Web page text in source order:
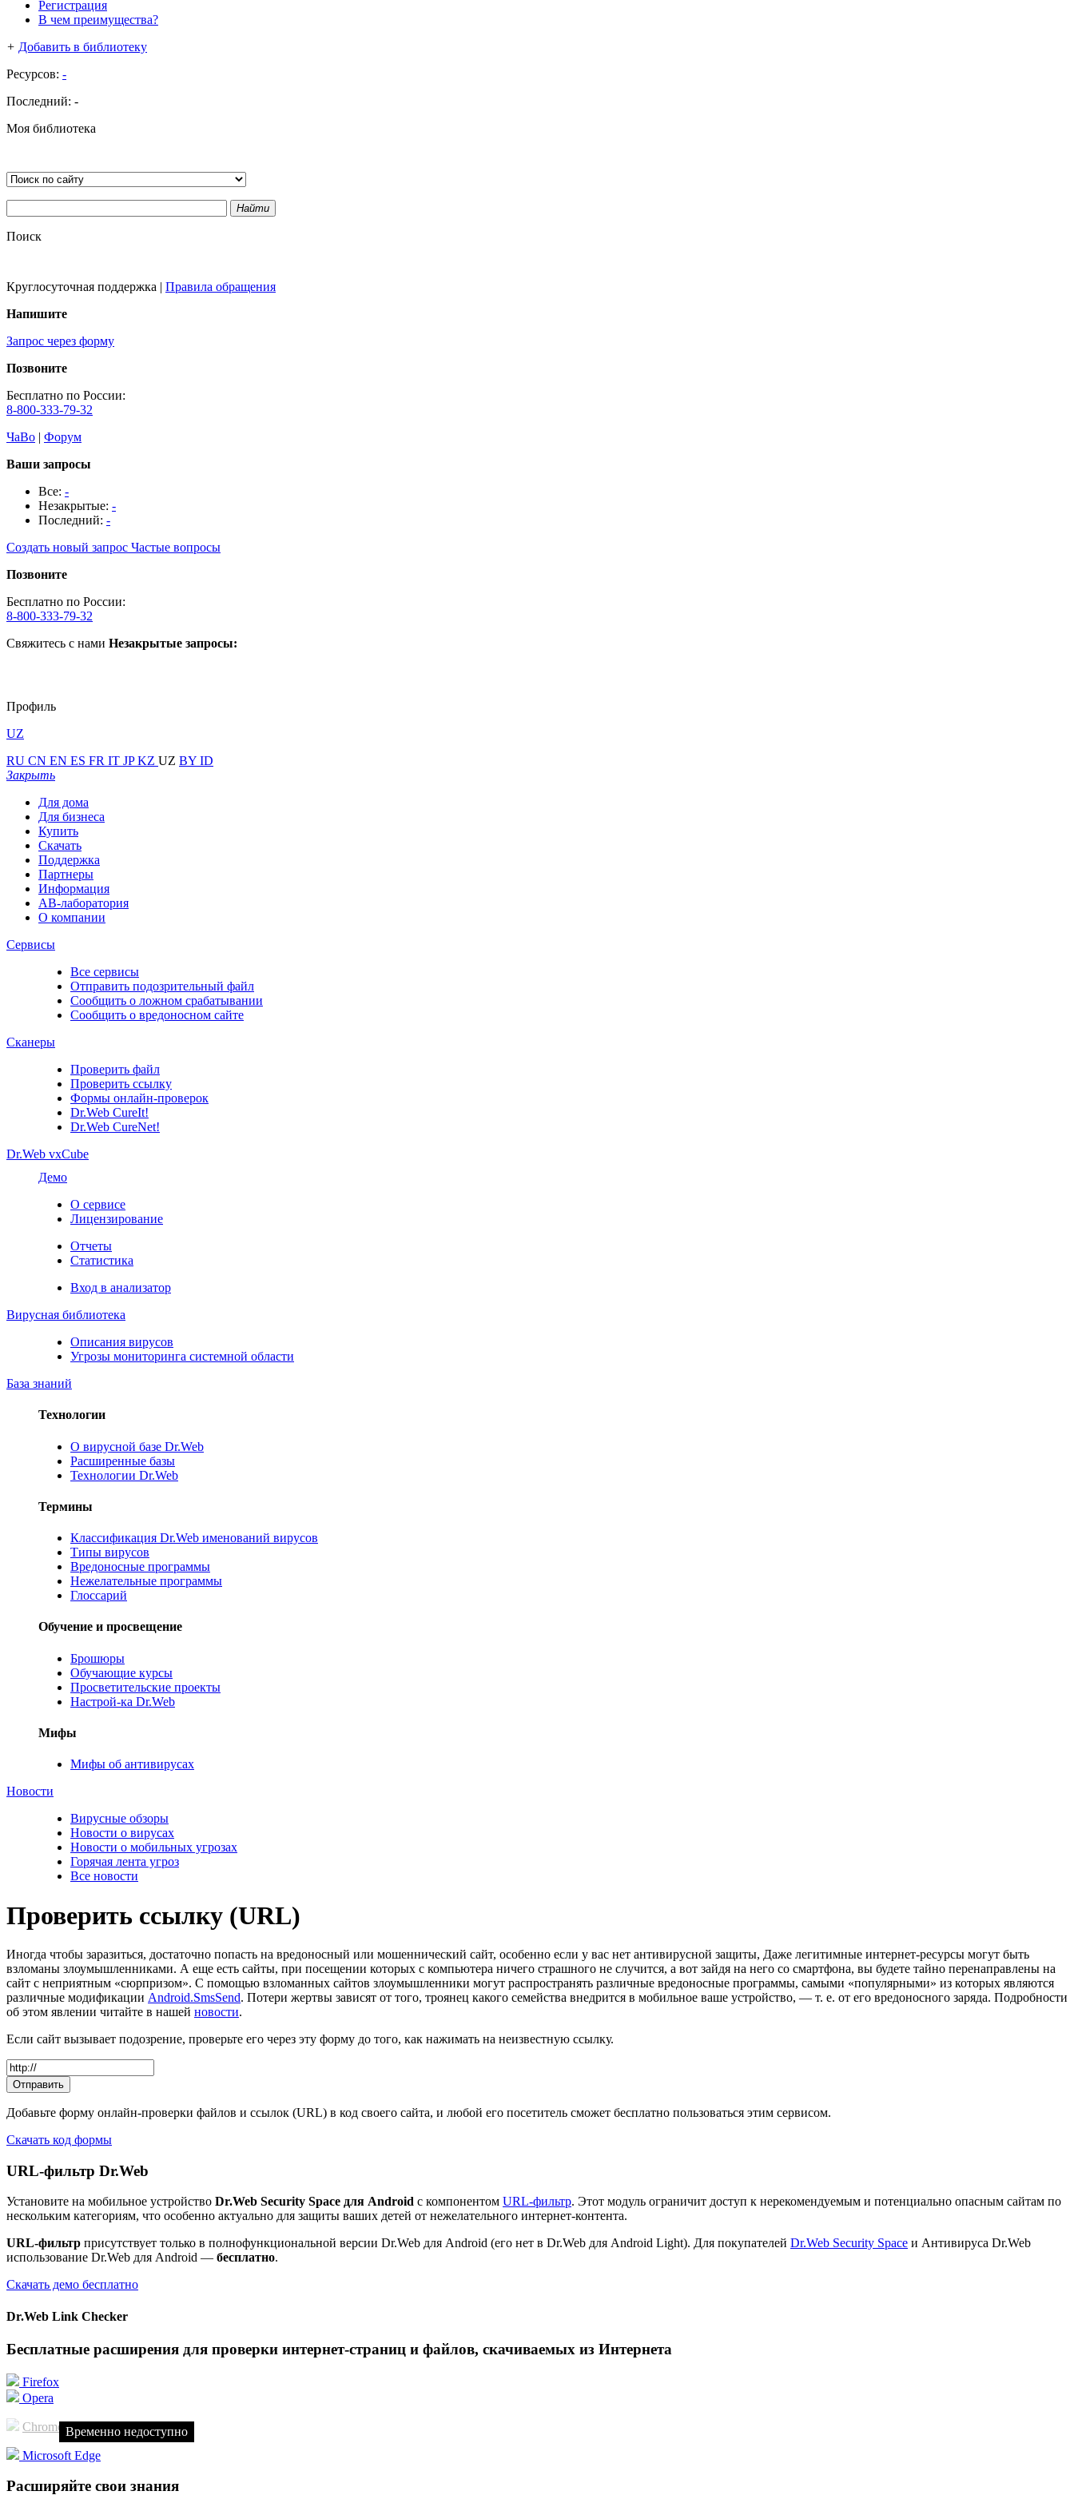
Регистрация
В чем преимущества?
+ Добавить в библиотеку
Ресурсов: -
Последний: -
Моя библиотека
Найти
Поиск
Круглосуточная поддержка | Правила обращения
Напишите
Запрос через форму
Позвоните
Бесплатно по России:
8-800-333-79-32
ЧаВо | Форум
Ваши запросы
Все: -
Незакрытые: -
Последний: -
Создать новый запрос Частые вопросы
Позвоните
Бесплатно по России:
8-800-333-79-32
Свяжитесь с нами Незакрытые запросы:
Профиль
UZ
RU CN EN ES FR IT JPKZ UZ BY ID
Закрыть
Для дома
Для бизнеса
Купить
Скачать
Поддержка
Партнеры
Информация
АВ-лаборатория
О компании
Сервисы
Все сервисы
Отправить подозрительный файл
Сообщить о ложном срабатывании
Сообщить о вредоносном сайте
Сканеры
Проверить файл
Проверить ссылку
Формы онлайн-проверок
Dr.Web CureIt!
Dr.Web CureNet!
Dr.Web vxCube
Демо
О сервисе
Лицензирование
Отчеты
Статистика
Вход в анализатор
Вирусная библиотека
Описания вирусов
Угрозы мониторинга системной области
База знаний
Технологии
О вирусной базе Dr.Web
Расширенные базы
Технологии Dr.Web
Термины
Классификация Dr.Web именований вирусов
Типы вирусов
Вредоносные программы
Нежелательные программы
Глоссарий
Обучение и просвещение
Брошюры
Обучающие курсы
Просветительские проекты
Настрой-ка Dr.Web
Мифы
Мифы об антивирусах
Новости
Вирусные обзоры
Новости о вирусах
Новости о мобильных угрозах
Горячая лента угроз
Все новости
Проверить ссылку (URL)
Иногда чтобы заразиться, достаточно попасть на вредоносный или мошеннический сайт, особенно если у вас нет антивирусной защиты, Даже легитимные интернет-ресурсы могут быть
взломаны злоумышленниками. А еще есть сайты, при посещении которых с компьютера ничего страшного не случится, а вот зайдя на него со смартфона, вы будете тайно перенаправлены на
сайт с неприятным «сюрпризом». С помощью взломанных сайтов злоумышленники могут распространять различные вредоносные программы, самыми «популярными» из которых являются
различные модификации Android.SmsSend. Потери жертвы зависят от того, троянец какого семейства внедрится в мобильное ваше устройство, — т. е. от его вредоносного заряда. Подробности
об этом явлении читайте в нашей новости.
Еcли сайт вызывает подозрение, проверьте его через эту форму до того, как нажимать на неизвестную ссылку.
Отправить
Добавьте форму онлайн-проверки файлов и ссылок (URL) в код своего сайта, и любой его посетитель сможет бесплатно пользоваться этим сервисом.
Скачать код формы
URL-фильтр Dr.Web
Установите на мобильное устройство Dr.Web Security Space для Android с компонентом URL-фильтр. Этот модуль ограничит доступ к нерекомендуемым и потенциально опасным сайтам по
нескольким категориям, что особенно актуально для защиты ваших детей от нежелательного интернет-контента.
URL-фильтр присутствует только в полнофункциональной версии Dr.Web для Android (его нет в Dr.Web для Android Light). Для покупателей Dr.Web Security Space и Антивируса Dr.Web
использование Dr.Web для Android — бесплатно.
Скачать демо бесплатно
Dr.Web Link Checker
Бесплатные расширения для проверки интернет-страниц и файлов, скачиваемых из Интернета
Firefox
Opera
Временно недоступно
Chrome
Microsoft Edge
Расширяйте свои знания